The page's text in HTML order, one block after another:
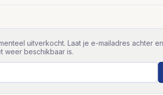
uitverkocht. Laat je e-mailadres achter
weer beschikbaar is.